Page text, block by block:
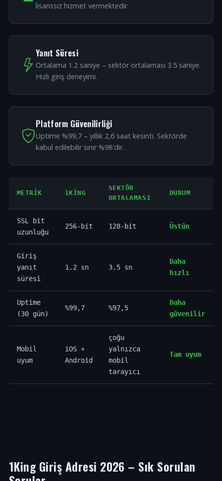
lisanssız hizmet vermektedir.
Yanıt Süresi
Ortalama 1.2 saniye – sektör ortalaması 3.5 saniye.
Hızlı giriş deneyimi.
Platform Güvenilirliği
Uptime %99,7 – yıllık 2,6 saat kesinti. Sektörde
kabul edilebilir sınır %98'dir.
METRIK 1KING
SEKTÖR
ORTALAMASI
DURUM
SSL bit
uzunluğu
256-bit 128-bit Üstün
Giriş
yanıt
süresi
1.2 sn 3.5 sn
Daha
hızlı
Uptime
(30 gün)
%99,7 %97,5
Daha
güvenilir
Mobil
uyum
iOS +
Android
çoğu
yalnızca
mobil
tarayıcı
Tam uyum
1King Giriş Adresi 2026 – Sık Sorulan